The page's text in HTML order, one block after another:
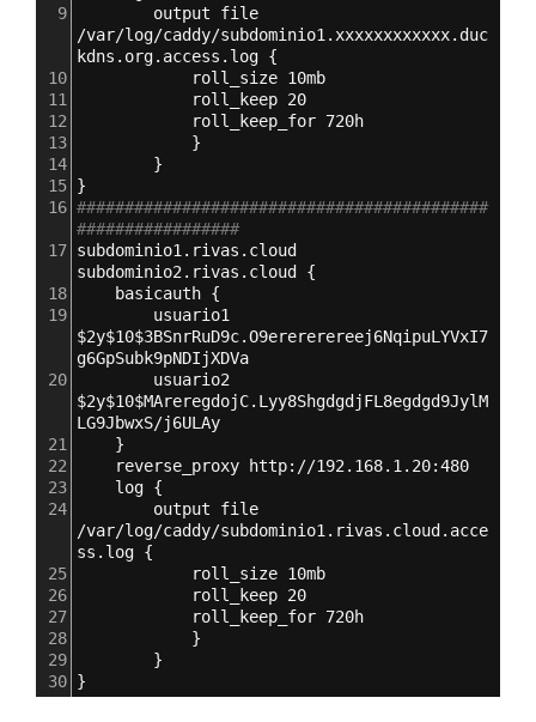
9
output file
/var/log/caddy/subdominio1.xxxxxxxxxxxx.duc
kdns.org.access.log {
10
roll_size 10mb
11
roll_keep 20
12
roll_keep_for 720h
13
}
14
}
15 }
16 ###########################################
#################
17 subdominio1.rivas.cloud
subdominio2.rivas.cloud {
18
basicauth {
19
usuario1
$2y$10$3BSnrRuD9c.O9erererereej6NqipuLYVxI7
g6GpSubk9pNDIjXDVa
20
usuario2
$2y$10$MAreregdojC.Lyy8ShgdgdjFL8egdgd9JylM
LG9JbwxS/j6ULAy
21
}
22
reverse_proxy http://192.168.1.20:480
23
log {
24
output file
/var/log/caddy/subdominio1.rivas.cloud.acce
ss.log {
25
roll_size 10mb
26
roll_keep 20
27
roll_keep_for 720h
28
}
29
}
30 }